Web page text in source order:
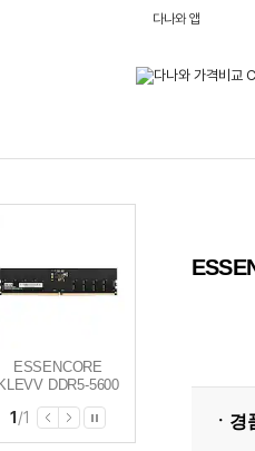
다나와 앱
ESSENCORE
DDR5-5600
CL46 파인인포
(16GB)
1 /1 ㆍ경